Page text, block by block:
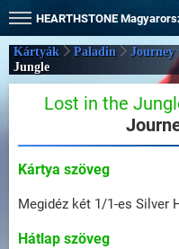
HEARTHSTONE
Kártyák Paladin
Jungle
Lost in the
Kártya szöveg
Megidéz két 1/1-es Silver
Hátlap szöveg